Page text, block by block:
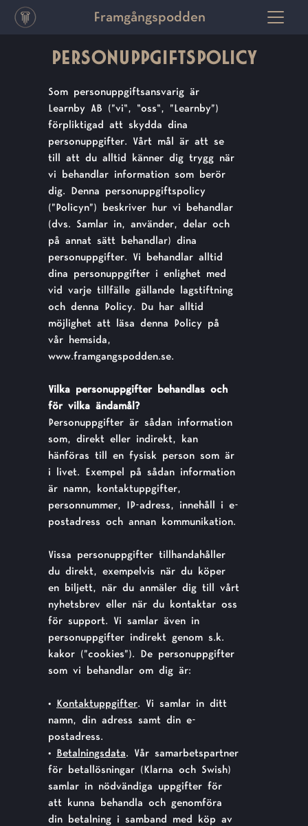
Framgångspodden
PERSONUPPGIFTSPOLICY
Som personuppgiftsansvarig är
Learnby AB (”vi", "oss", ”Learnby”)
förpliktigad att skydda dina
personuppgifter. Vårt mål är att se
till att du alltid känner dig trygg när
vi behandlar information som berör
dig. Denna personuppgiftspolicy
(”Policyn”) beskriver hur vi behandlar
(dvs. Samlar in, använder, delar och
på annat sätt behandlar) dina
personuppgifter. Vi behandlar alltid
dina personuppgifter i enlighet med
vid varje tillfälle gällande lagstiftning
och denna Policy. Du har alltid
möjlighet att läsa denna Policy på
vår hemsida,
www.framgangspodden.se.
Vilka personuppgifter behandlas och
för vilka ändamål?
Personuppgifter är sådan information
som, direkt eller indirekt, kan
hänföras till en fysisk person som är
i livet. Exempel på sådan information
är namn, kontaktuppgifter,
personnummer, IP-adress, innehåll i e-
postadress och annan kommunikation.
Vissa personuppgifter tillhandahåller
du direkt, exempelvis när du köper
en biljett, när du anmäler dig till vårt
nyhetsbrev eller när du kontaktar oss
för support. Vi samlar även in
personuppgifter indirekt genom s.k.
kakor (”cookies”). De personuppgifter
som vi behandlar om dig är:
• Kontaktuppgifter. Vi samlar in ditt
namn, din adress samt din e-
postadress.
•
Betalningsdata. Vår samarbetspartner
för betallösningar (Klarna och Swish)
samlar in nödvändiga uppgifter för
att kunna behandla och genomföra
din betalning i samband med köp av